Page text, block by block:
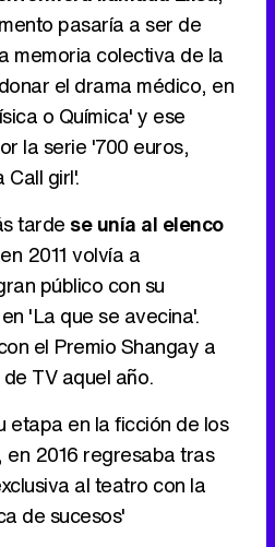
pasaría a ser de
memoria colectiva de la
el drama médico, en
o Química' y ese
la serie '700 euros,
girl'.
tarde se unía al elenco
2011 volvía a
público con su
'La que se avecina'.
el Premio Shangay a
TV aquel año.
etapa en la ficción de los
2016 regresaba tras
al teatro con la
de sucesos'